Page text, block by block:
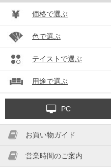
価格で選ぶ
色で選ぶ
テイストで選ぶ
用途で選ぶ
PC
お買い物ガイド
営業時間のご案内